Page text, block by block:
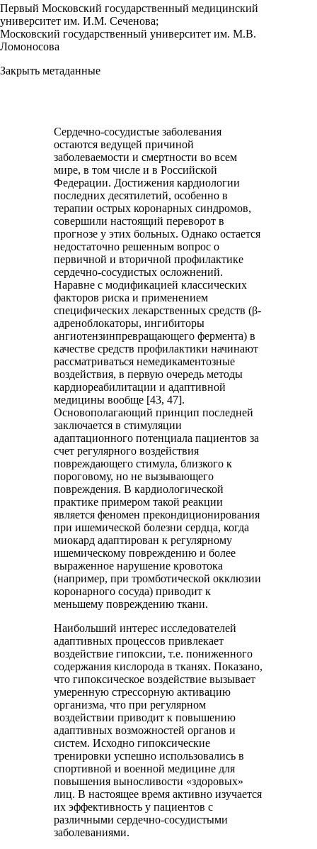
Первый Московский государственный медицинский
университет им. И.М. Сеченова;
Московский государственный университет им. М.В.
Ломоносова
Закрыть метаданные
Сердечно-сосудистые заболевания
остаются ведущей причиной
заболеваемости и смертности во всем
мире, в том числе и в Российской
Федерации. Достижения кардиологии
последних десятилетий, особенно в
терапии острых коронарных синдромов,
совершили настоящий переворот в
прогнозе у этих больных. Однако остается
недостаточно решенным вопрос о
первичной и вторичной профилактике
сердечно-сосудистых осложнений.
Наравне с модификацией классических
факторов риска и применением
специфических лекарственных средств (β-
адрено­блокаторы, ингибиторы
ангиотензинпревращающего фермента) в
качестве средств профилактики начинают
рассматриваться немедикаментозные
воздействия, в первую очередь методы
кардиореабилитации и адаптивной
медицины вообще [43, 47].
Основополагающий принцип последней
заключается в стимуляции
адаптационного потенциала пациентов за
счет регулярного воздействия
повреждающего стимула, близкого к
пороговому, но не вызывающего
повреждения. В кардиологической
практике примером такой реакции
является феномен прекондиционирования
при ишемической болезни сердца, когда
миокард адаптирован к регулярному
ишемическому повреждению и более
выраженное нарушение кровотока
(например, при тромботической окклюзии
коронарного сосуда) приводит к
меньшему повреждению ткани.
Наибольший интерес исследователей
адаптивных процессов привлекает
воздействие гипоксии, т.е. пониженного
содержания кислорода в тканях. Показано,
что гипоксическое воздействие вызывает
умеренную стрессорную активацию
организма, что при регулярном
воздействии приводит к повышению
адаптивных возможностей органов и
систем. Исходно гипоксические
тренировки успешно использовались в
спортивной и военной медицине для
повышения выносливости «здоровых»
лиц. В настоящее время активно изучается
их эффективность у пациентов с
различными сердечно-сосудистыми
заболеваниями.